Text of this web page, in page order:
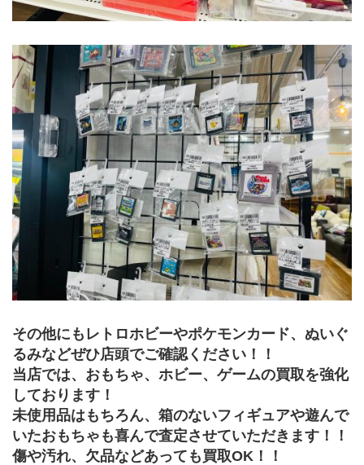
その他にもレトロホビーやポケモンカード、ぬいぐ
るみなどぜひ店頭でご確認ください！！
当店では、おもちゃ、ホビー、ゲームの買取を強化
しております！
未使用品はもちろん、箱のないフィギュアや遊んで
いたおもちゃも喜んで査定させていただきます！！
傷や汚れ、欠品などあっても買取OK！！